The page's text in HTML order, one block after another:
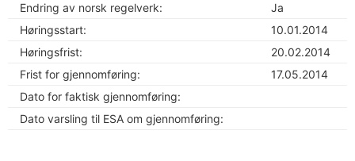
Endring av norsk regelverk:
Ja
Høringsstart:
10.01.2014
Høringsfrist:
20.02.2014
Frist for gjennomføring:
17.05.2014
Dato for faktisk gjennomføring:
Dato varsling til ESA om gjennomføring: